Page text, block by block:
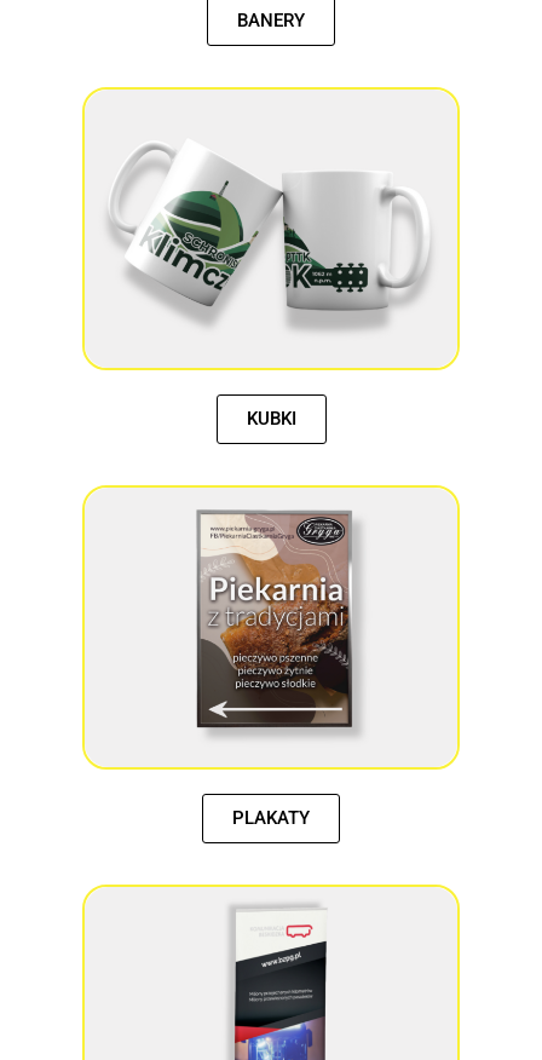
BANERY
KUBKI
PLAKATY